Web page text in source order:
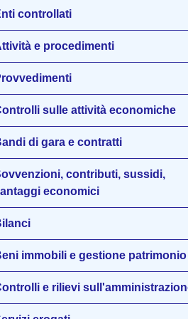
controllati
e procedimenti
sulle attività economiche
di gara e contratti
contributi, sussidi,
economici
immobili e gestione patrimonio
e rilievi